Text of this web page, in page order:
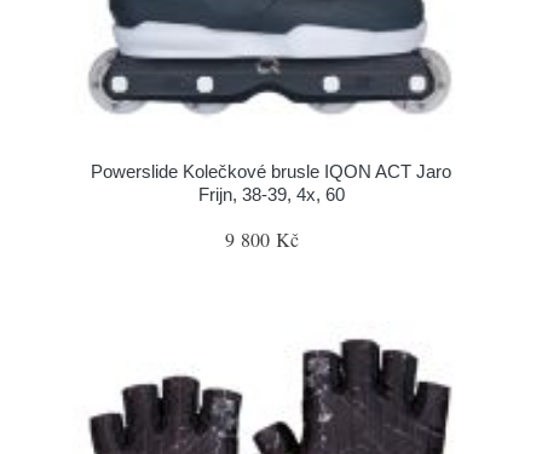
Powerslide Kolečkové brusle IQON ACT Jaro
Frijn, 38-39, 4x, 60
9 800 Kč